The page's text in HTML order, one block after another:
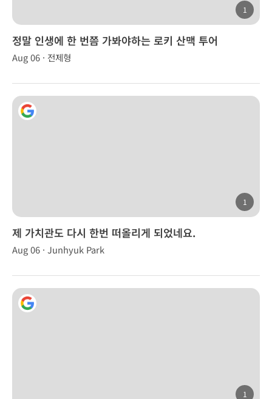
1
정말 인생에 한 번쯤 가봐야하는 로키 산맥 투어
Aug 06 · 전제형
1
제 가치관도 다시 한번 떠올리게 되었네요.
Aug 06 · Junhyuk Park
1